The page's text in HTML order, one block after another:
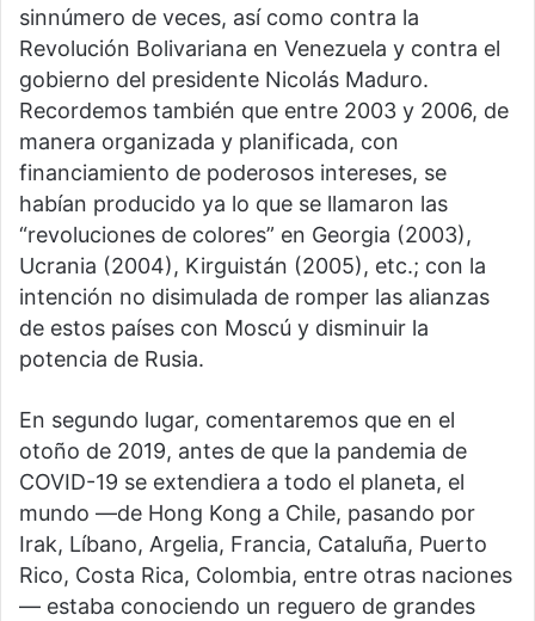
sinnúmero de veces, así como contra la
Revolución Bolivariana en Venezuela y contra el
gobierno del presidente Nicolás Maduro.
Recordemos también que entre 2003 y 2006, de
manera organizada y planificada, con
financiamiento de poderosos intereses, se
habían producido ya lo que se llamaron las
“revoluciones de colores” en Georgia (2003),
Ucrania (2004), Kirguistán (2005), etc.; con la
intención no disimulada de romper las alianzas
de estos países con Moscú y disminuir la
potencia de Rusia.
En segundo lugar, comentaremos que en el
otoño de 2019, antes de que la pandemia de
COVID-19 se extendiera a todo el planeta, el
mundo —de Hong Kong a Chile, pasando por
Irak, Líbano, Argelia, Francia, Cataluña, Puerto
Rico, Costa Rica, Colombia, entre otras naciones
— estaba conociendo un reguero de grandes